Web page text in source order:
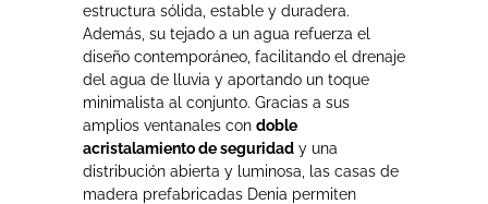
estructura sólida, estable y duradera.
Además, su tejado a un agua refuerza el
diseño contemporáneo, facilitando el drenaje
del agua de lluvia y aportando un toque
minimalista al conjunto. Gracias a sus
amplios ventanales con doble
acristalamiento de seguridad y una
distribución abierta y luminosa, las casas de
madera prefabricadas Denia permiten